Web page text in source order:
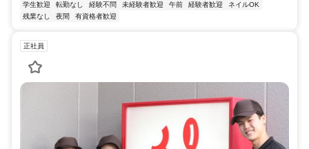
学生歓迎
転勤なし 経験不問 未経験者歓迎 午前 経験者歓迎
ネイルOK
残業なし
夜間 有資格者歓迎
正社員